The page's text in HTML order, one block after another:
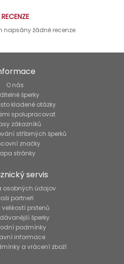
RECENZE
napsány žádné recenze.
O nás
šperky
kladené otázky
spolupracovat
zákazníků
stříbrných šperků
značky
stránky
servis
osobných údajov
partneři
velikostí prstenů
šperky
podmínky
informace
a vrácení zboží